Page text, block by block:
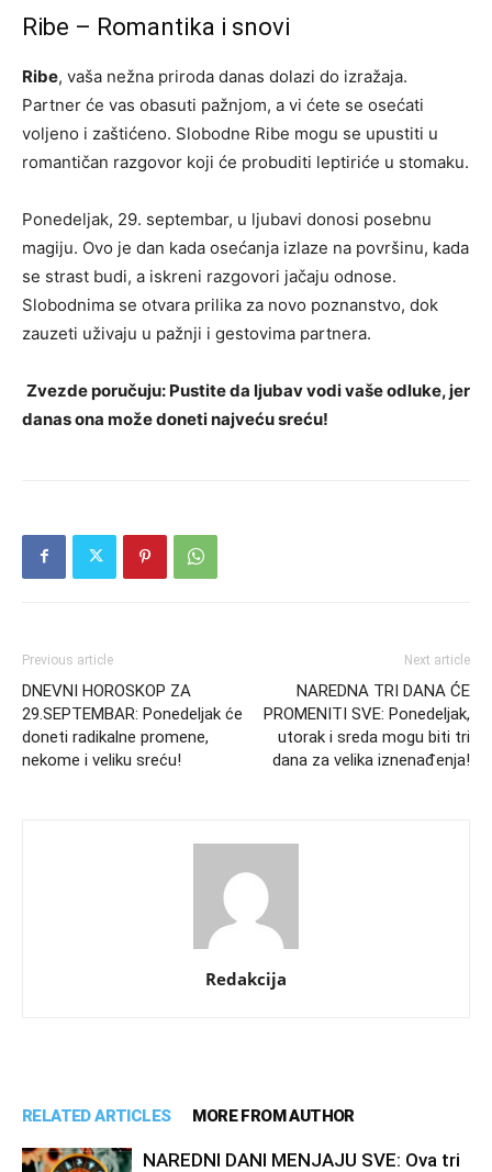
Ribe – Romantika i snovi
Ribe, vaša nežna priroda danas dolazi do izražaja.
Partner će vas obasuti pažnjom, a vi ćete se osećati
voljeno i zaštićeno. Slobodne Ribe mogu se upustiti u
romantičan razgovor koji će probuditi leptiriće u stomaku.
Ponedeljak, 29. septembar, u ljubavi donosi posebnu
magiju. Ovo je dan kada osećanja izlaze na površinu, kada
se strast budi, a iskreni razgovori jačaju odnose.
Slobodnima se otvara prilika za novo poznanstvo, dok
zauzeti uživaju u pažnji i gestovima partnera.
Zvezde poručuju: Pustite da ljubav vodi vaše odluke, jer
danas ona može doneti najveću sreću!
Previous article
DNEVNI HOROSKOP ZA
29.SEPTEMBAR: Ponedeljak će
doneti radikalne promene,
nekome i veliku sreću!
Next article
NAREDNA TRI DANA ĆE
PROMENITI SVE: Ponedeljak,
utorak i sreda mogu biti tri
dana za velika iznenađenja!
Redakcija
RELATED ARTICLES MORE FROM AUTHOR
NAREDNI DANI MENJAJU SVE: Ova tri